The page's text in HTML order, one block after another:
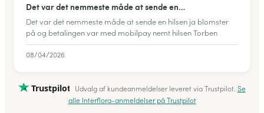
Det var det nemmeste måde at sende en…
Det var det nemmeste måde at sende en hilsen ja blomster
på og betalingen var med mobilpay nemt hilsen Torben
08/04/2026
Trustpilot Udvalg af kundeanmeldelser leveret via Trustpilot. Se
alle Interflora-anmeldelser på Trustpilot